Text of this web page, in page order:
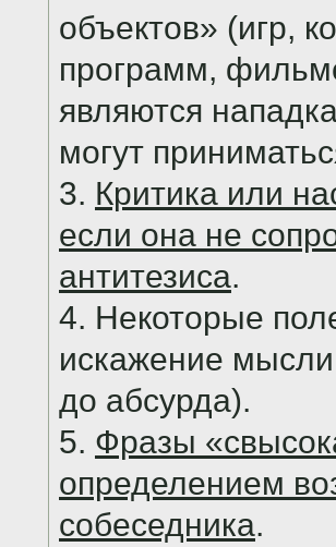
объектов» (игр,
программ,
являются
могут
3. Критика или
если она не
антитезиса.
4. Некоторые
искажение
до абсурда).
5. Фразы
определением
собеседника.